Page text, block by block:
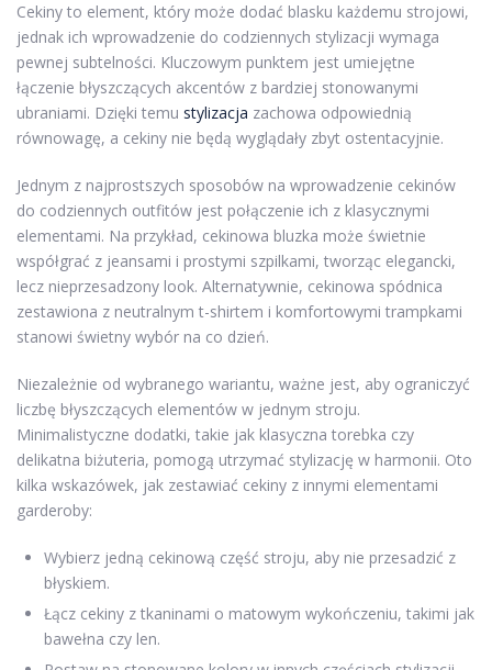
Cekiny to element, który może dodać blasku każdemu strojowi,
jednak ich wprowadzenie do codziennych stylizacji wymaga
pewnej subtelności. Kluczowym punktem jest umiejętne
łączenie błyszczących akcentów z bardziej stonowanymi
ubraniami. Dzięki temu stylizacja zachowa odpowiednią
równowagę, a cekiny nie będą wyglądały zbyt ostentacyjnie.
Jednym z najprostszych sposobów na wprowadzenie cekinów
do codziennych outfitów jest połączenie ich z klasycznymi
elementami. Na przykład, cekinowa bluzka może świetnie
współgrać z jeansami i prostymi szpilkami, tworząc elegancki,
lecz nieprzesadzony look. Alternatywnie, cekinowa spódnica
zestawiona z neutralnym t-shirtem i komfortowymi trampkami
stanowi świetny wybór na co dzień.
Niezależnie od wybranego wariantu, ważne jest, aby ograniczyć
liczbę błyszczących elementów w jednym stroju.
Minimalistyczne dodatki, takie jak klasyczna torebka czy
delikatna biżuteria, pomogą utrzymać stylizację w harmonii. Oto
kilka wskazówek, jak zestawiać cekiny z innymi elementami
garderoby:
Wybierz jedną cekinową część stroju, aby nie przesadzić z
błyskiem.
Łącz cekiny z tkaninami o matowym wykończeniu, takimi jak
bawełna czy len.